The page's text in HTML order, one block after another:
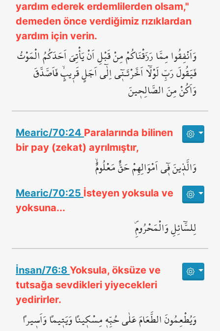
yardım ederek erdemlilerden olsam,"
demeden önce verdiğimiz rızıklardan
yardım için verin.
وَاَنْفِقُوا مِمَّا رَزَقْنَاكُمْ مِنْ قَبْلِ اَنْ يَأْتِيَ اَحَدَكُمُ الْمَوْتُ
فَيَقُولَ رَبِّ لَوْلَٓا اَخَّرْتَـن۪ٓي اِلٰٓى اَجَلٍ قَر۪يبٍۙ فَاَصَّدَّقَ
وَاَكُنْ مِنَ الصَّالِح۪ينَ
Mearic/70:24 Paralarında bilinen
bir pay (zekat) ayrılmıştır,
وَالَّذ۪ينَ ف۪ٓي اَمْوَالِهِمْ حَقٌّ مَعْلُومٌۙ
Mearic/70:25 İsteyen yoksula ve
yoksuna...
لِلسَّٓائِلِ وَالْمَحْرُومِۖ
İnsan/76:8 Yoksula, öksüze ve
tutsağa sevdikleri yiyecekleri
yedirirler.
وَيُطْعِمُونَ الطَّعَامَ عَلٰى حُبِّه۪ مِسْك۪يناً وَيَت۪يماً وَاَس۪يراً